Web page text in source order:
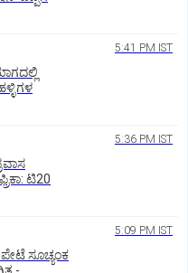
5:41 PM IST
5:36 PM IST
ಟಿ20
5:09 PM IST
ಸೂಚ್ಯಂಕ